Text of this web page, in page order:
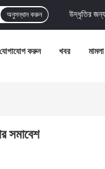
উদ্ধৃতির
অনুসন্ধান করুন
যোগাযোগ করুন খবর মামলা
সমাবেশ